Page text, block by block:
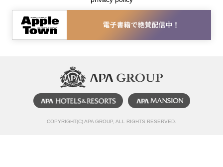
COPYRIGHT(C) APA GROUP, ALL RIGHTS RESERVED.